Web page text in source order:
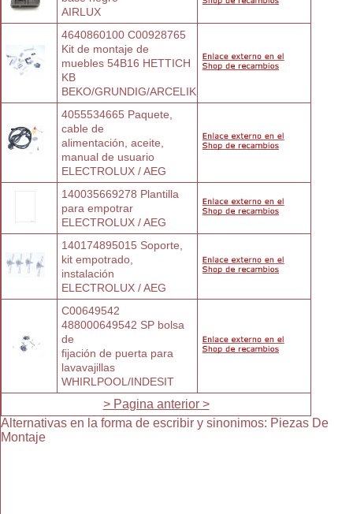
AIRLUX
4640860100 C00928765
Kit de montaje de
muebles 54B16 HETTICH
KB
BEKO/GRUNDIG/ARCELIK
4055534665 Paquete,
cable de
alimentación, aceite,
manual de usuario
ELECTROLUX / AEG
140035669278 Plantilla
para empotrar
ELECTROLUX / AEG
140174895015 Soporte,
kit empotrado,
instalación
ELECTROLUX / AEG
C00649542
488000649542 SP bolsa
de
fijación de puerta para
lavavajillas
WHIRLPOOL/INDESIT
> Pagina anterior >
Alternativas en la forma de escribir y sinonimos: Piezas De
Montaje